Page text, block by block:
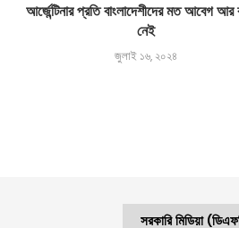
আর্জেন্টিনার প্রতি বাংলাদেশীদের মত আবেগ আর
নেই
জুলাই ১৬, ২০২৪
সরকারি মিডিয়া